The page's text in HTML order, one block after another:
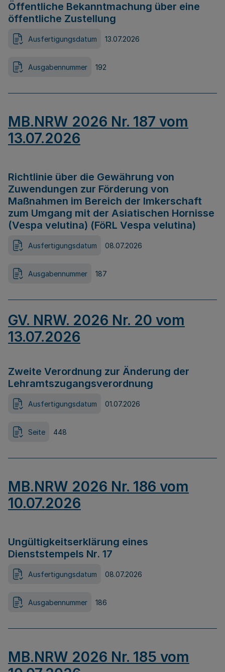
Öffentliche Bekanntmachung über eine
öffentliche Zustellung
Ausfertigungsdatum 13.07.2026
Ausgabennummer 192
MB.NRW 2026 Nr. 187 vom
13.07.2026
Richtlinie über die Gewährung von
Zuwendungen zur Förderung von
Maßnahmen im Bereich der Imkerschaft
zum Umgang mit der Asiatischen Hornisse
(Vespa velutina) (FöRL Vespa velutina)
Ausfertigungsdatum 08.07.2026
Ausgabennummer 187
GV. NRW. 2026 Nr. 20 vom
13.07.2026
Zweite Verordnung zur Änderung der
Lehramtszugangsverordnung
Ausfertigungsdatum 01.07.2026
Seite 448
MB.NRW 2026 Nr. 186 vom
10.07.2026
Ungültigkeitserklärung eines
Dienststempels Nr. 17
Ausfertigungsdatum 08.07.2026
Ausgabennummer 186
MB.NRW 2026 Nr. 185 vom